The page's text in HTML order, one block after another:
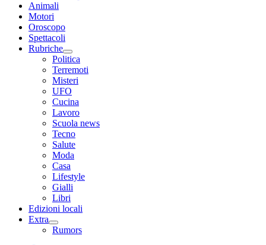
Animali
Motori
Oroscopo
Spettacoli
Rubriche
Politica
Terremoti
Misteri
UFO
Cucina
Lavoro
Scuola news
Tecno
Salute
Moda
Casa
Lifestyle
Gialli
Libri
Edizioni locali
Extra
Rumors